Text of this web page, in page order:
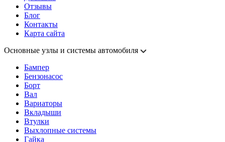
Отзывы
Блог
Контакты
Карта сайта
Основные узлы и системы автомобиля
Бампер
Бензонасос
Борт
Вал
Вариаторы
Вкладыши
Втулки
Выхлопные системы
Гайка